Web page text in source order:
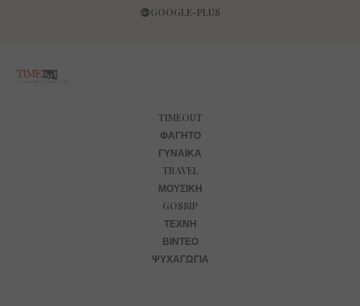
ΒΊΝΤΕΟ